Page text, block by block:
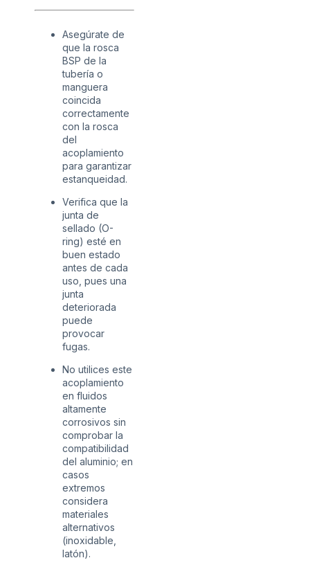
Asegúrate de
que la rosca
BSP de la
tubería o
manguera
coincida
correctamente
con la rosca
del
acoplamiento
para garantizar
estanqueidad.
Verifica que la
junta de
sellado (O-
ring) esté en
buen estado
antes de cada
uso, pues una
junta
deteriorada
puede
provocar
fugas.
No utilices este
acoplamiento
en fluidos
altamente
corrosivos sin
comprobar la
compatibilidad
del aluminio; en
casos
extremos
considera
materiales
alternativos
(inoxidable,
latón).